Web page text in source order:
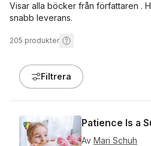
Visar alla böcker från författaren .
snabb leverans.
205 produkter
Filtrera
Patience Is a
Av Mari Schuh